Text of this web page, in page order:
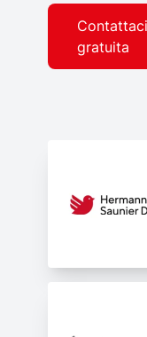
gratuita